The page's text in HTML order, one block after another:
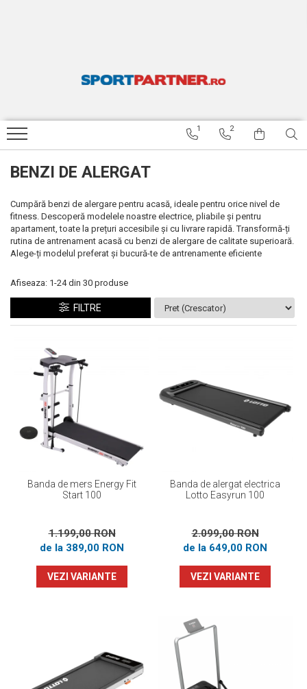
Benzi de alergat
Costume de baie fete
Costume de baie femei
Sorturi inot
Papuci
Palmare inot
Plute inot
Accesorii inot
Genti si rucsacuri
Tricouri, pantaloni, bluze
Costume profesionale inot
Palete de tenis de masa
BENZI DE ALERGARE RESIGILATE
ARTICOLE INOT SPEEDO
RESIGILATE
APARATE MULTIFUNCTIONALE
1 2
BENZI DE ALERGAT
Cumpără benzi de alergare pentru acasă, ideale pentru orice nivel de
fitness. Descoperă modelele noastre electrice, pliabile și pentru
apartament, toate la prețuri accesibile și cu livrare rapidă. Transformă-ți
rutina de antrenament acasă cu benzi de alergare de calitate superioară.
Alege-ți modelul preferat și bucură-te de antrenamente eficiente
Afiseaza: 1-24din 30 produse
FILTRE
Banda de mers Energy Fit
Start 100
1.199,00 RON
de la 389,00 RON
VEZI VARIANTE
Banda de alergat electrica
Lotto Easyrun 100
2.099,00 RON
de la 649,00 RON
VEZI VARIANTE